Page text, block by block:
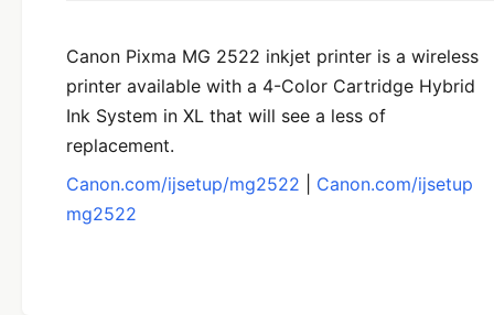
Canon Pixma MG 2522 inkjet printer is a wireless
printer available with a 4-Color Cartridge Hybrid
Ink System in XL that will see a less of
replacement.
Canon.com/ijsetup/mg2522
Canon.com/ijsetup
mg2522